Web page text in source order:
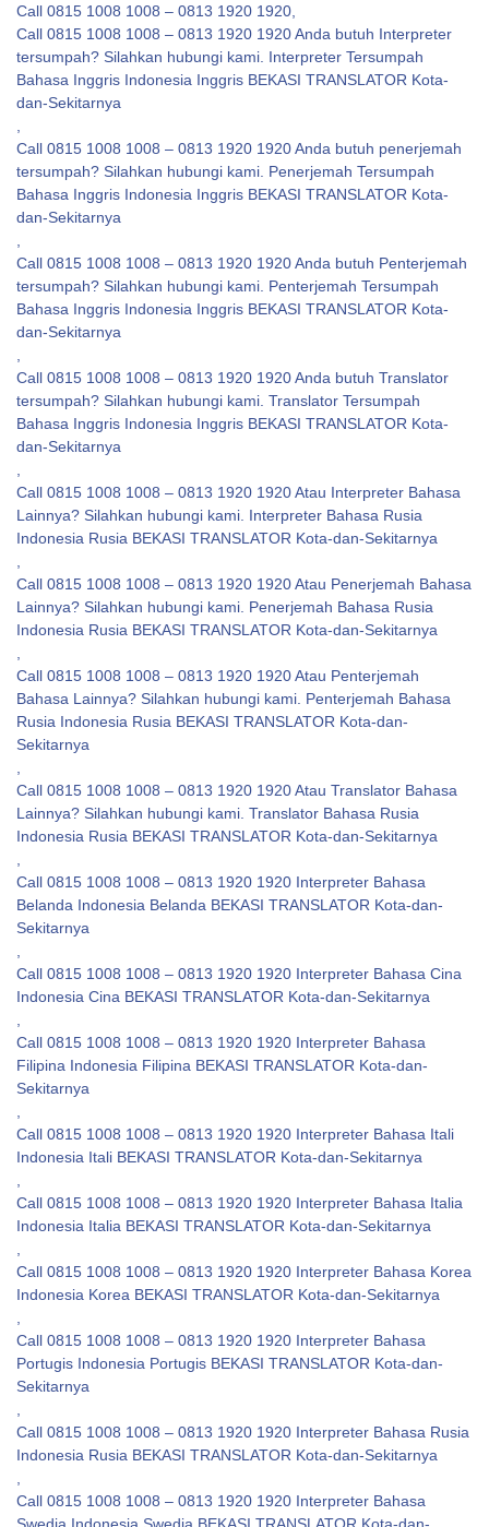
Call 0815 1008 1008 – 0813 1920 1920
Call 0815 1008 1008 – 0813 1920 1920 Anda butuh Interpreter
tersumpah? Silahkan hubungi kami. Interpreter Tersumpah
Bahasa Inggris Indonesia Inggris BEKASI TRANSLATOR Kota-
dan-Sekitarnya
Call 0815 1008 1008 – 0813 1920 1920 Anda butuh penerjemah
tersumpah? Silahkan hubungi kami. Penerjemah Tersumpah
Bahasa Inggris Indonesia Inggris BEKASI TRANSLATOR Kota-
dan-Sekitarnya
Call 0815 1008 1008 – 0813 1920 1920 Anda butuh Penterjemah
tersumpah? Silahkan hubungi kami. Penterjemah Tersumpah
Bahasa Inggris Indonesia Inggris BEKASI TRANSLATOR Kota-
dan-Sekitarnya
Call 0815 1008 1008 – 0813 1920 1920 Anda butuh Translator
tersumpah? Silahkan hubungi kami. Translator Tersumpah
Bahasa Inggris Indonesia Inggris BEKASI TRANSLATOR Kota-
dan-Sekitarnya
Call 0815 1008 1008 – 0813 1920 1920 Atau Interpreter Bahasa
Lainnya? Silahkan hubungi kami. Interpreter Bahasa Rusia
Indonesia Rusia BEKASI TRANSLATOR Kota-dan-Sekitarnya
Call 0815 1008 1008 – 0813 1920 1920 Atau Penerjemah Bahasa
Lainnya? Silahkan hubungi kami. Penerjemah Bahasa Rusia
Indonesia Rusia BEKASI TRANSLATOR Kota-dan-Sekitarnya
Call 0815 1008 1008 – 0813 1920 1920 Atau Penterjemah
Bahasa Lainnya? Silahkan hubungi kami. Penterjemah Bahasa
Rusia Indonesia Rusia BEKASI TRANSLATOR Kota-dan-
Sekitarnya
Call 0815 1008 1008 – 0813 1920 1920 Atau Translator Bahasa
Lainnya? Silahkan hubungi kami. Translator Bahasa Rusia
Indonesia Rusia BEKASI TRANSLATOR Kota-dan-Sekitarnya
Call 0815 1008 1008 – 0813 1920 1920 Interpreter Bahasa
Belanda Indonesia Belanda BEKASI TRANSLATOR Kota-dan-
Sekitarnya
Call 0815 1008 1008 – 0813 1920 1920 Interpreter Bahasa Cina
Indonesia Cina BEKASI TRANSLATOR Kota-dan-Sekitarnya
Call 0815 1008 1008 – 0813 1920 1920 Interpreter Bahasa
Filipina Indonesia Filipina BEKASI TRANSLATOR Kota-dan-
Sekitarnya
Call 0815 1008 1008 – 0813 1920 1920 Interpreter Bahasa Itali
Indonesia Itali BEKASI TRANSLATOR Kota-dan-Sekitarnya
Call 0815 1008 1008 – 0813 1920 1920 Interpreter Bahasa Italia
Indonesia Italia BEKASI TRANSLATOR Kota-dan-Sekitarnya
Call 0815 1008 1008 – 0813 1920 1920 Interpreter Bahasa Korea
Indonesia Korea BEKASI TRANSLATOR Kota-dan-Sekitarnya
Call 0815 1008 1008 – 0813 1920 1920 Interpreter Bahasa
Portugis Indonesia Portugis BEKASI TRANSLATOR Kota-dan-
Sekitarnya
Call 0815 1008 1008 – 0813 1920 1920 Interpreter Bahasa Rusia
Indonesia Rusia BEKASI TRANSLATOR Kota-dan-Sekitarnya
Call 0815 1008 1008 – 0813 1920 1920 Interpreter Bahasa
Swedia Indonesia Swedia BEKASI TRANSLATOR Kota-dan-